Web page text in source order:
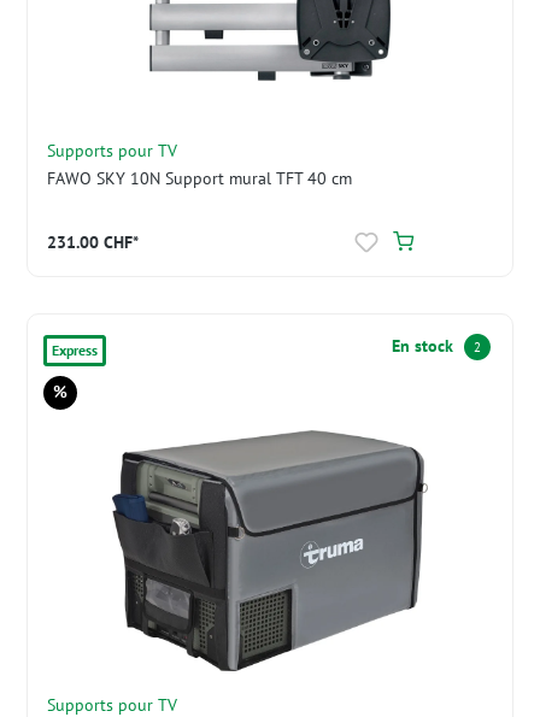
Supports pour TV
FAWO SKY 10N Support mural TFT 40 cm
231.00 CHF*
Express
Réduction
%
En stock 2
Supports pour TV